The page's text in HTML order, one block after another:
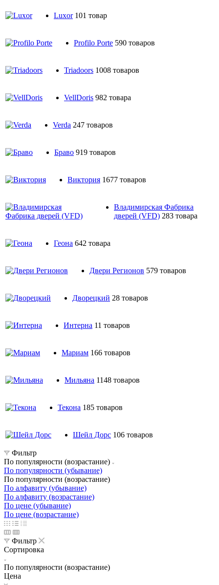
Luxor 101 товар
Profilo Porte 590 товаров
Triadoors 1008 товаров
VellDoris 982 товара
Verda 247 товаров
Браво 919 товаров
Виктория 1677 товаров
Владимирская Фабрика
дверей (VFD) 283 товара
Геона 642 товара
Двери Регионов 579 товаров
Дворецкий 28 товаров
Интерна 11 товаров
Мариам 166 товаров
Мильяна 1148 товаров
Текона 185 товаров
Шейл Дорс 106 товаров
Фильтр
По популярности (возрастание)
По популярности (убывание)
По популярности (возрастание)
По алфавиту (убывание)
По алфавиту (возрастание)
По цене (убывание)
По цене (возрастание)
Фильтр
Сортировка
По популярности (возрастание)
Цена